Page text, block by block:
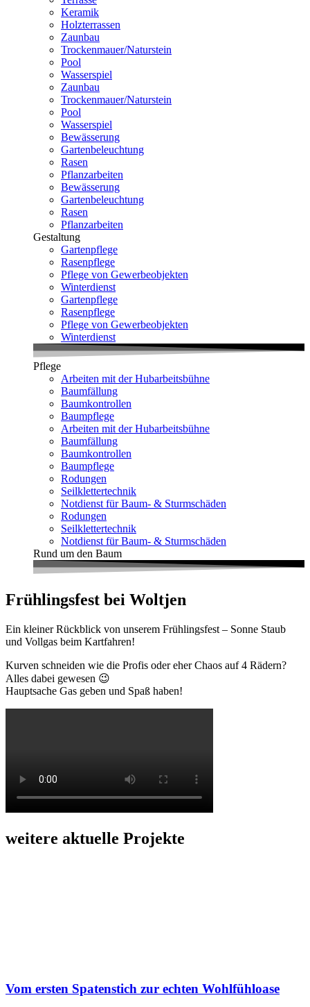
Keramik
Holzterrassen
Zaunbau
Trockenmauer/Naturstein
Pool
Wasserspiel
Zaunbau
Trockenmauer/Naturstein
Pool
Wasserspiel
Bewässerung
Gartenbeleuchtung
Rasen
Pflanzarbeiten
Bewässerung
Gartenbeleuchtung
Rasen
Pflanzarbeiten
Gestaltung
Gartenpflege
Rasenpflege
Pflege von Gewerbeobjekten
Winterdienst
Gartenpflege
Rasenpflege
Pflege von Gewerbeobjekten
Winterdienst
Pflege
Arbeiten mit der Hubarbeitsbühne
Baumfällung
Baumkontrollen
Baumpflege
Arbeiten mit der Hubarbeitsbühne
Baumfällung
Baumkontrollen
Baumpflege
Rodungen
Seilklettertechnik
Notdienst für Baum- & Sturmschäden
Rodungen
Seilklettertechnik
Notdienst für Baum- & Sturmschäden
Rund um den Baum
Frühlingsfest bei Woltjen
Ein kleiner Rückblick von unserem Frühlingsfest – Sonne Staub
und Vollgas beim Kartfahren!
Kurven schneiden wie die Profis oder eher Chaos auf 4 Rädern?
Alles dabei gewesen 😉
Hauptsache Gas geben und Spaß haben!
weitere aktuelle Projekte
Vom ersten Spatenstich zur echten Wohlfühloase